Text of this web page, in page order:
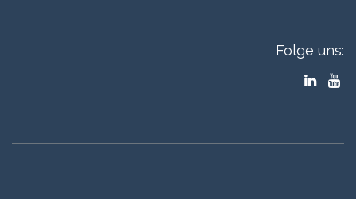
Folge uns: